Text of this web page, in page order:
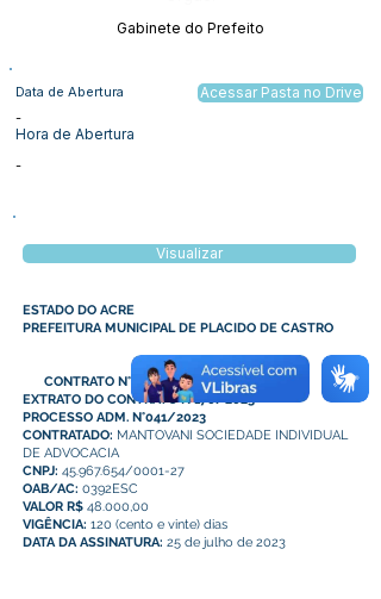
Gabinete do Prefeito
Data de Abertura
-
Hora de Abertura
-
Acessar Pasta no Drive
Visualizar
ESTADO DO ACRE
PREFEITURA MUNICIPAL DE PLACIDO DE CASTRO
CONTRATO N°170/2023
EXTRATO DO CONTRATO N°170/2023
PROCESSO ADM. N°041/2023
CONTRATADO: MANTOVANI SOCIEDADE INDIVIDUAL
DE ADVOCACIA
CNPJ: 45.967.654/0001-27
OAB/AC: 0392ESC
VALOR R$ 48.000,00
VIGÊNCIA: 120 (cento e vinte) dias
DATA DA ASSINATURA: 25 de julho de 2023